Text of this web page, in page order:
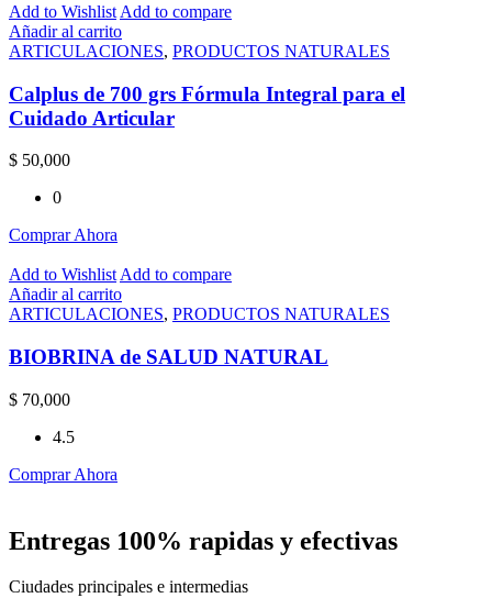
Add to Wishlist Add to compare
Añadir al carrito
ARTICULACIONES, PRODUCTOS NATURALES
Calplus de 700 grs Fórmula Integral para el
Cuidado Articular
$ 50,000
0
Comprar Ahora
Add to Wishlist Add to compare
Añadir al carrito
ARTICULACIONES, PRODUCTOS NATURALES
BIOBRINA de SALUD NATURAL
$ 70,000
4.5
Comprar Ahora
Entregas 100% rapidas y efectivas
Ciudades principales e intermedias